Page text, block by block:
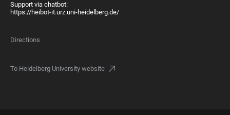
Support via chatbot:
https://heibot-it.urz.uni-heidelberg.de/
Directions
To Heidelberg University website